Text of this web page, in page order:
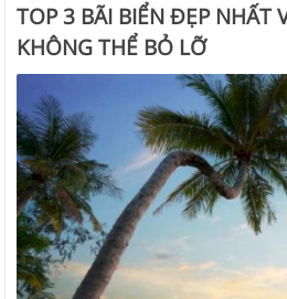
TOP 3 BÃI BIỂN ĐẸP NHẤT
KHÔNG THỂ BỎ LỠ